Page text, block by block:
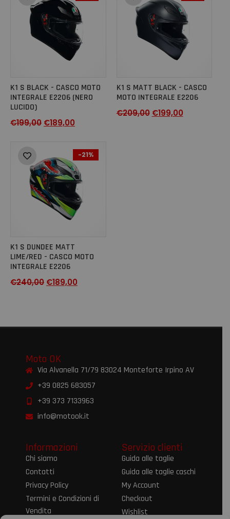
K1 S BLACK - CASCO MOTO
INTEGRALE E2206 (NERO
LUCIDO)
€199,00 €189,00
K1 S MATT BLACK - CASCO
MOTO INTEGRALE E2206
€209,00 €199,00
-21%
K1 S DUNDEE MATT
LIME/RED - CASCO MOTO
INTEGRALE E2206
€240,00 €189,00
Moto OK
Via Alvanella 71/79 83024 Monteforte Irpino AV
+39 0825 683057
+39 373 7133963
info@motook.it
Informazioni
Chi siamo
Contatti
Privacy Policy
Termini e Condizioni di
Vendita
Servizio clienti
Guida alle taglie
Guida alle taglie caschi
My Account
Checkout
Wishlist